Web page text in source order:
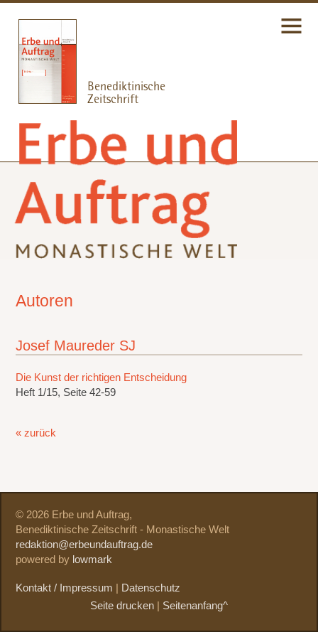
Autoren
Josef Maureder SJ
Die Kunst der richtigen Entscheidung
Heft 1/15, Seite 42-59
« zurück
© 2026 Erbe und Auftrag,
Benediktinische Zeitschrift - Monastische Welt
redaktion@erbeundauftrag.de
powered by lowmark
Kontakt / Impressum
Datenschutz
Seite drucken
Seitenanfang^